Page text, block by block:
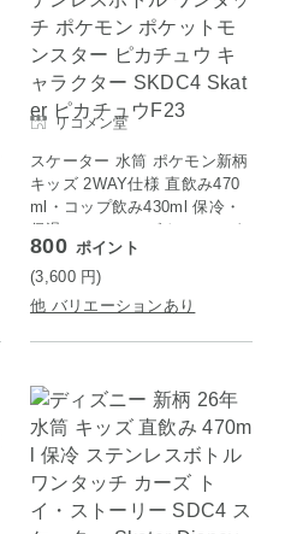
リコメン堂
スケーター 水筒 ポケモン新柄
キッズ 2WAY仕様 直飲み470
ml・コップ飲み430ml 保冷・
保温 ステンレスボトル ワンタ
ッチ ポケモン ポケットモンス
ター ピカチュウ キャラクター
SKDC4 Skater ピカチュウF23
800 ポイント
(3,600 円)
他 バリエーションあり